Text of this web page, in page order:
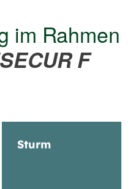
im Rahmen
F
Sturm